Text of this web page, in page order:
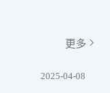
更多
2025-04-08